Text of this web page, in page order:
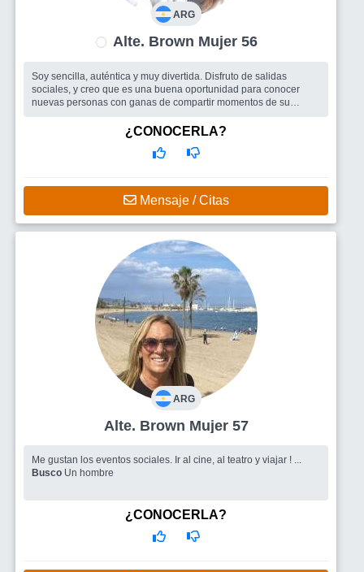
ARG
Alte. Brown Mujer 56
Soy sencilla, auténtica y muy divertida. Disfruto de salidas
sociales, y creo que es una buena oportunidad para conocer
nuevas personas con ganas de compartir momentos de su
Amigos y hombre¿CONOCERLA?
Mensaje / Citas
ARG
Alte. Brown Mujer 57
Me gustan los eventos sociales. Ir al cine, al teatro y viajar ! ...
Busco Un hombre
¿CONOCERLA?